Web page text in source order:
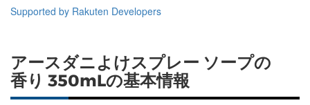
Supported by Rakuten Developers
アースダニよけスプレー ソープの
香り 350mLの基本情報